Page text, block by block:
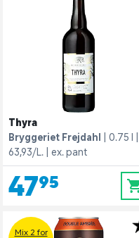
Thyra
Bryggeriet Frejdahl
0.75 l
63,93/L.
ex. pant
47,95 0
Mix 2 for